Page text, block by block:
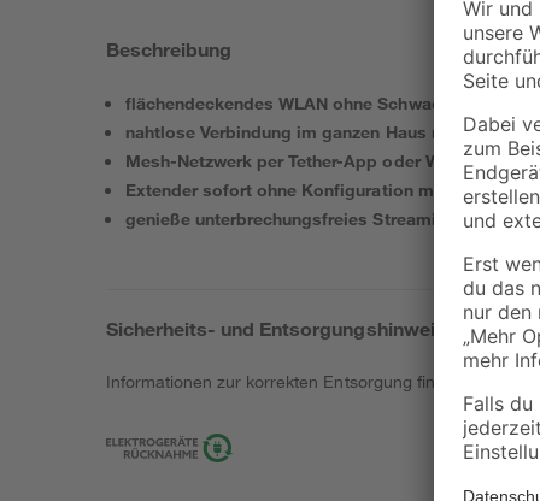
Beschreibung
flächendeckendes WLAN ohne Schwachstellen
nahtlose Verbindung im ganzen Haus mit einem
Mesh-Netzwerk per Tether-App oder Web
Extender sofort ohne Konfiguration mit Router
genieße unterbrechungsfreies Streaming
Sicherheits- und Entsorgungshinweise
Informationen zur korrekten Entsorgung findest du